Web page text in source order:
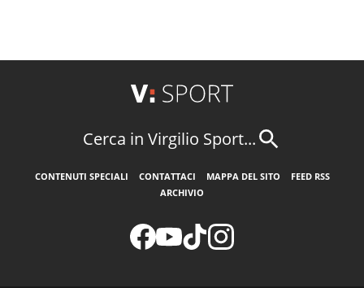
Cerca in Virgilio Sport...
CONTENUTI SPECIALI CONTATTACI MAPPA DEL SITO
FEED RSS
ARCHIVIO